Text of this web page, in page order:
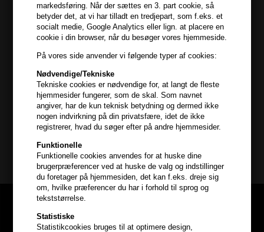
markedsføring. Når der sættes en 3. part cookie, så
betyder det, at vi har tilladt en tredjepart, som f.eks. et
socialt medie, Google Analytics eller lign. at placere en
cookie i din browser, når du besøger vores hjemmeside.
På vores side anvender vi følgende typer af cookies:
Nødvendige/Tekniske
Tekniske cookies er nødvendige for, at langt de fleste
hjemmesider fungerer, som de skal. Som navnet
angiver, har de kun teknisk betydning og dermed ikke
nogen indvirkning på din privatsfære, idet de ikke
registrerer, hvad du søger efter på andre hjemmesider.
Funktionelle
Funktionelle cookies anvendes for at huske dine
brugerpræferencer ved at huske de valg og indstillinger
du foretager på hjemmesiden, det kan f.eks. dreje sig
om, hvilke præferencer du har i forhold til sprog og
tekststørrelse.
Statistiske
Statistikcookies bruges til at optimere design,
- Giver bløde krøller
- Styrker håret
- Kan bruges i farvebehandlet hår
Anvendelse
- Påfør en lille mængde i håndklædetørt eller fugtigt hår
- Kram ind i håret for at aktivere krøllet
Størrelse: 150ml
Kevin Murphy
Kevin Murphy
Mængderabat
20% rabat ved køb af 2 stk
30% rabat ved køb af 3 eller flere
(Gælder ikke duo-sæt, sæt, sampakker,
1000ml samt produkter mærket med
"Hair247pris")